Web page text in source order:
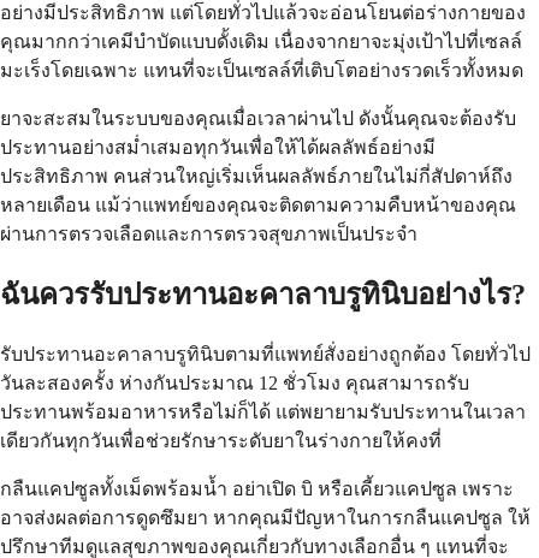
อย่างมีประสิทธิภาพ แต่โดยทั่วไปแล้วจะอ่อนโยนต่อร่างกายของ
คุณมากกว่าเคมีบำบัดแบบดั้งเดิม เนื่องจากยาจะมุ่งเป้าไปที่เซลล์
มะเร็งโดยเฉพาะ แทนที่จะเป็นเซลล์ที่เติบโตอย่างรวดเร็วทั้งหมด
ยาจะสะสมในระบบของคุณเมื่อเวลาผ่านไป ดังนั้นคุณจะต้องรับ
ประทานอย่างสม่ำเสมอทุกวันเพื่อให้ได้ผลลัพธ์อย่างมี
ประสิทธิภาพ คนส่วนใหญ่เริ่มเห็นผลลัพธ์ภายในไม่กี่สัปดาห์ถึง
หลายเดือน แม้ว่าแพทย์ของคุณจะติดตามความคืบหน้าของคุณ
ผ่านการตรวจเลือดและการตรวจสุขภาพเป็นประจำ
ฉันควรรับประทานอะคาลาบรูทินิบอย่างไร?
รับประทานอะคาลาบรูทินิบตามที่แพทย์สั่งอย่างถูกต้อง โดยทั่วไป
วันละสองครั้ง ห่างกันประมาณ 12 ชั่วโมง คุณสามารถรับ
ประทานพร้อมอาหารหรือไม่ก็ได้ แต่พยายามรับประทานในเวลา
เดียวกันทุกวันเพื่อช่วยรักษาระดับยาในร่างกายให้คงที่
กลืนแคปซูลทั้งเม็ดพร้อมน้ำ อย่าเปิด บิ หรือเคี้ยวแคปซูล เพราะ
อาจส่งผลต่อการดูดซึมยา หากคุณมีปัญหาในการกลืนแคปซูล ให้
ปรึกษาทีมดูแลสุขภาพของคุณเกี่ยวกับทางเลือกอื่น ๆ แทนที่จะ